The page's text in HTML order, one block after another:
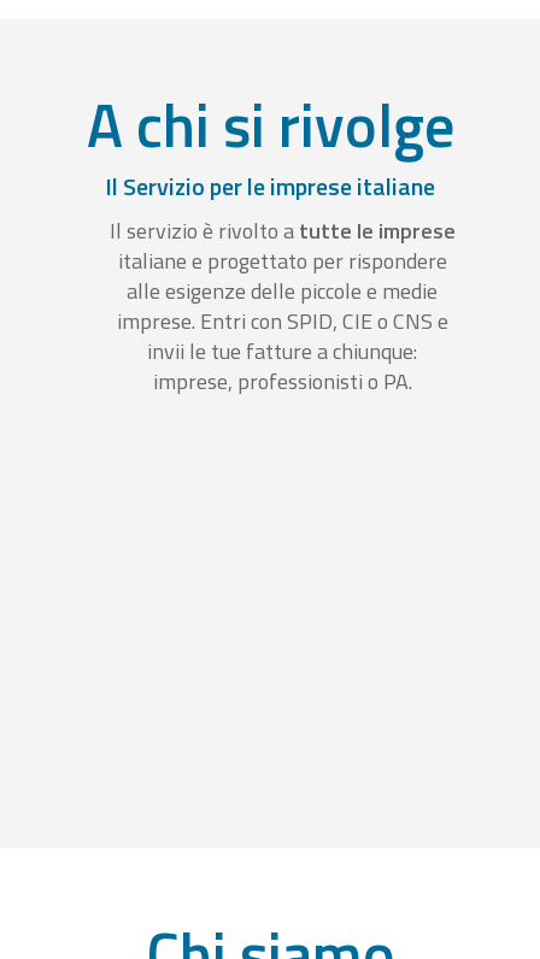
A chi si rivolge
Il Servizio per le imprese italiane
Il servizio è rivolto atutte le imprese
italiane e progettato per rispondere
alle esigenze delle piccole e medie
imprese. Entri con SPID, CIE o CNS e
invii le tue fatture a chiunque:
imprese, professionisti o PA.